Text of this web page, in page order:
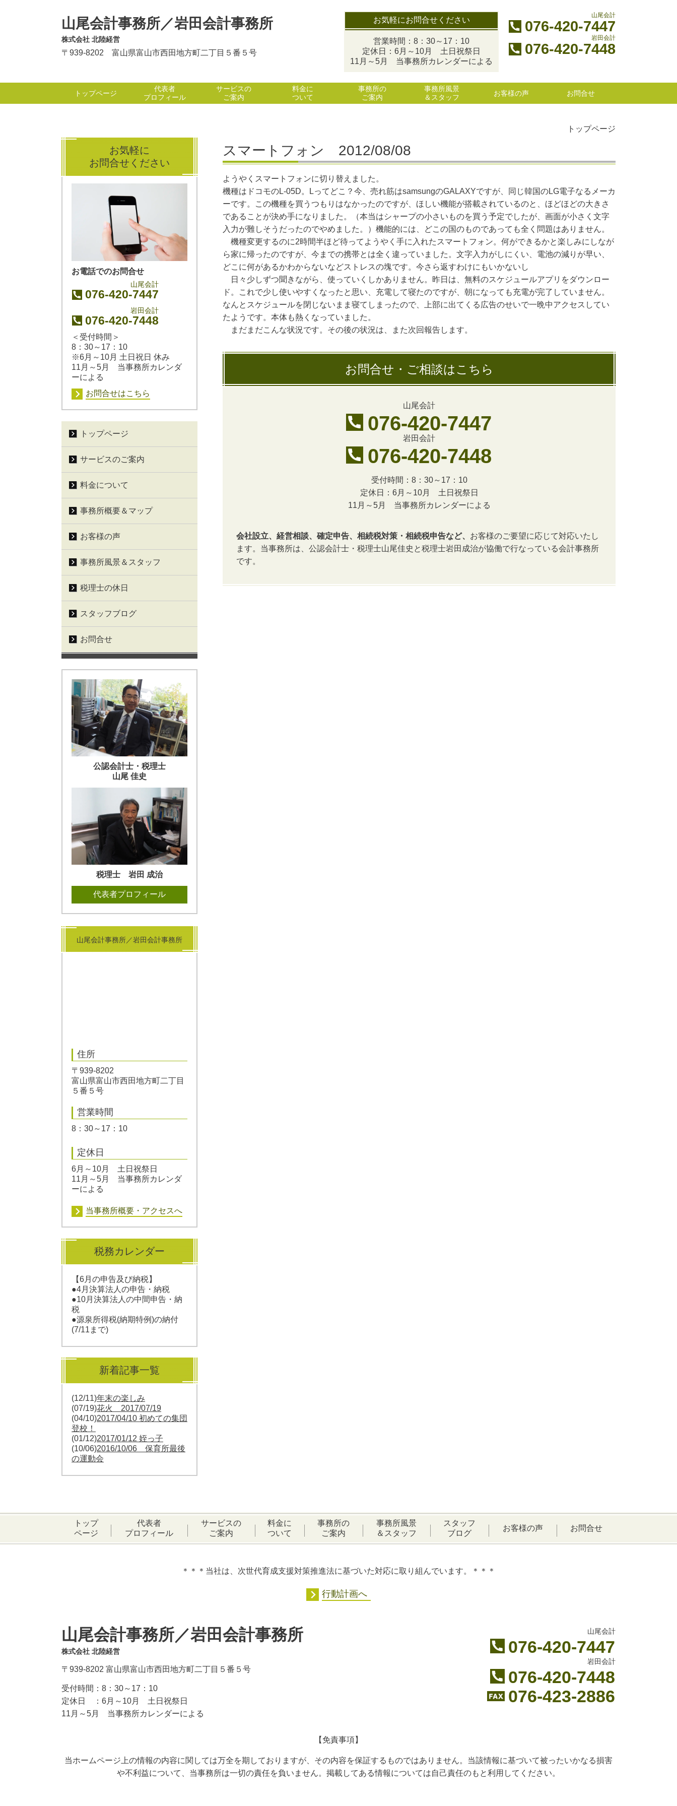
山尾会計事務所／岩田会計事務所
株式会社 北陸経営
〒939-8202 富山県富山市西田地方町二丁目５番５号
お気軽にお問合せください
営業時間：8：30～17：10
定休日：6月～10月 土日祝祭日
11月～5月 当事務所カレンダーによる
山尾会計
076-420-7447
岩田会計
076-420-7448
トップページ
代表者
プロフィール
サービスの
ご案内
料金に
ついて
事務所の
ご案内
事務所風景
＆スタッフ
お客様の声 お問合せ
トップページ
スマートフォン 2012/08/08
ようやくスマートフォンに切り替えました。
機種はドコモのL-05D。Lってどこ？今、売れ筋はsamsungのGALAXYですが、同じ韓国のLG電子なるメーカ
ーです。この機種を買うつもりはなかったのですが、ほしい機能が搭載されているのと、ほどほどの大きさ
であることが決め手になりました。（本当はシャープの小さいものを買う予定でしたが、画面が小さく文字
入力が難しそうだったのでやめました。）機能的には、どこの国のものであっても全く問題はありません。
機種変更するのに2時間半ほど待ってようやく手に入れたスマートフォン。何ができるかと楽しみにしなが
ら家に帰ったのですが、今までの携帯とは全く違っていました。文字入力がしにくい、電池の減りが早い、
どこに何があるかわからないなどストレスの塊です。今さら返すわけにもいかないし
日々少しずつ聞きながら、使っていくしかありません。昨日は、無料のスケジュールアプリをダウンロー
ド。これで少し使いやすくなったと思い、充電して寝たのですが、朝になっても充電が完了していません。
なんとスケジュールを閉じないまま寝てしまったので、上部に出てくる広告のせいで一晩中アクセスしてい
たようです。本体も熱くなっていました。
まだまだこんな状況です。その後の状況は、また次回報告します。
お問合せ・ご相談はこちら
山尾会計
076-420-7447
岩田会計
076-420-7448
受付時間：8：30～17：10
定休日：6月～10月 土日祝祭日
11月～5月 当事務所カレンダーによる
会社設立、経営相談、確定申告、相続税対策・相続税申告など、 お客様のご要望に応じて対応いたし
ます。当事務所は、公認会計士・税理士山尾佳史と税理士岩田成治が協働で行なっている会計事務所
です。
お気軽に
お問合せください
お電話でのお問合せ
山尾会計
076-420-7447
岩田会計
076-420-7448
＜受付時間＞
8：30～17：10
※6月～10月 土日祝日 休み
11月～5月 当事務所カレンダ
ーによる
お問合せはこちら
トップページ
サービスのご案内
料金について
事務所概要＆マップ
お客様の声
事務所風景＆スタッフ
税理士の休日
スタッフブログ
お問合せ
公認会計士・税理士
山尾 佳史
税理士 岩田 成治
代表者プロフィール
山尾会計事務所／岩田会計事務所
住所
〒939-8202
富山県富山市西田地方町二丁目
５番５号
営業時間
8：30～17：10
定休日
6月～10月 土日祝祭日
11月～5月 当事務所カレンダ
ーによる
当事務所概要・アクセスへ
税務カレンダー
【6月の申告及び納税】
●4月決算法人の申告・納税
●10月決算法人の中間申告・納
税
●源泉所得税(納期特例)の納付
(7/11まで)
新着記事一覧
(12/11)年末の楽しみ
(07/19)花火 2017/07/19
(04/10)2017/04/10 初めての集団
登校！
(01/12)2017/01/12 姪っ子
(10/06)2016/10/06 保育所最後
の運動会
トップ
ページ
代表者
プロフィール
サービスの
ご案内
料金に
ついて
事務所の
ご案内
事務所風景
＆スタッフ
スタッフ
ブログ
お客様の声 お問合せ
＊＊＊当社は、次世代育成支援対策推進法に基づいた対応に取り組んでいます。＊＊＊
行動計画へ
山尾会計事務所／岩田会計事務所
株式会社 北陸経営
〒939-8202 富山県富山市西田地方町二丁目５番５号
受付時間： 8：30～17：10
定休日 ： 6月～10月 土日祝祭日
11月～5月 当事務所カレンダーによる
山尾会計
076-420-7447
岩田会計
076-420-7448
076-423-2886
【免責事項】
当ホームページ上の情報の内容に関しては万全を期しておりますが、その内容を保証するものではありません。当該情報に基づいて被ったいかなる損害
や不利益について、当事務所は一切の責任を負いません。掲載してある情報については自己責任のもと利用してください。